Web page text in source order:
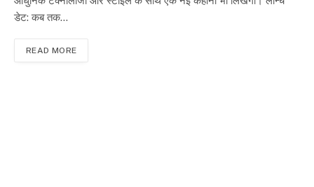
डेट: कब तक…
READ MORE